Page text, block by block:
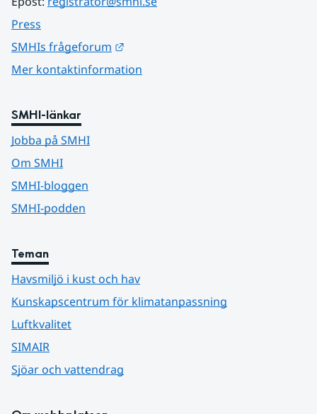
Press
SMHIs frågeforum
Mer kontaktinformation
SMHI-länkar
Jobba på SMHI
Om SMHI
SMHI-bloggen
SMHI-podden
Teman
Havsmiljö i kust och hav
Kunskapscentrum för klimatanpassning
Luftkvalitet
SIMAIR
Sjöar och vattendrag